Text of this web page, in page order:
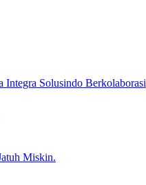
Solusindo Berkolaborasi
Miskin.